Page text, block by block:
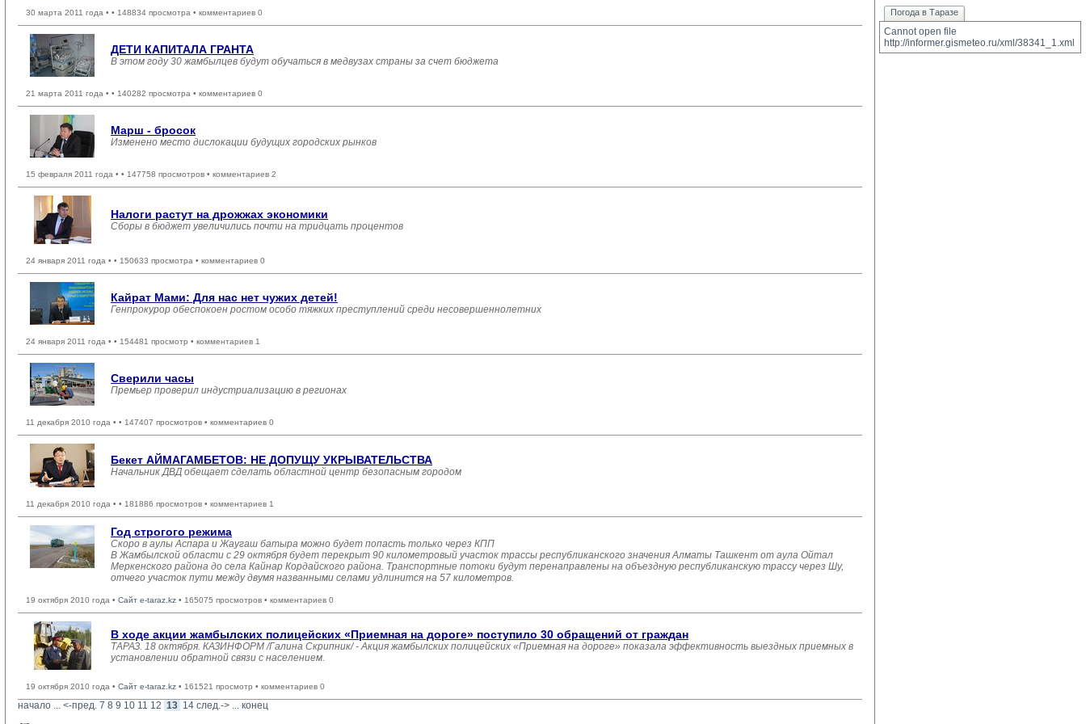
30 марта 2011 года • • 148834 просмотра • комментариев 0
ДЕТИ КАПИТАЛА ГРАНТА
В этом году 30 жамбылцев будут обучаться в медвузах страны за счет бюджета
21 марта 2011 года • • 140282 просмотра • комментариев 0
Марш ­- бросок
Изменено место дислокации будущих городских рынков
15 февраля 2011 года • • 147758 просмотров • комментариев 2
Налоги растут на дрожжах экономики
Сборы в бюджет увеличились почти на тридцать процентов
24 января 2011 года • • 150633 просмотра • комментариев 0
Кайрат Мами: Для нас нет чужих детей!
Генпрокурор обеспокоен ростом особо тяжких преступлений среди несовершеннолетних
24 января 2011 года • • 154481 просмотр • комментариев 1
Сверили часы
Премьер проверил индустриализацию в регионах
11 декабря 2010 года • • 147407 просмотров • комментариев 0
Бекет АЙМАГАМБЕТОВ: НЕ ДОПУЩУ УКРЫВАТЕЛЬСТВА
Начальник ДВД обещает сделать областной центр безопасным городом
11 декабря 2010 года • • 181886 просмотров • комментариев 1
Год строгого режима
Скоро в аулы Аспара и Жаугаш батыра можно будет попасть только через КПП
В Жамбылской области с 29 октября будет перекрыт 90 километровый участок трассы республиканского значения Алматы Ташкент от аула Ойтал
Меркенского района до села Кайнар Кордайского района. Транспортные потоки будут перенаправлены на объездную республиканскую трассу через Шу,
отчего участок пути между двумя названными селами удлинится на 57 километров.
19 октября 2010 года • Сайт e-taraz.kz • 165075 просмотров • комментариев 0
В ходе акции жамбылских полицейских «Приемная на дороге» поступило 30 обращений от граждан
ТАРАЗ. 18 октября. КАЗИНФОРМ /Галина Скрипник/ - Акция жамбылских полицейских «Приемная на дороге» показала эффективность выездных приемных в
установлении обратной связи с населением.
19 октября 2010 года • Сайт e-taraz.kz • 161521 просмотр • комментариев 0
начало ... <-пред. 7 8 9 10 11 12 13 14 след.-> ... конец
Погода в Таразе
Cannot open file
http://informer.gismeteo.ru/xml/38341_1.xml